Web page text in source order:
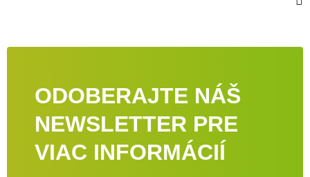
ODOBERAJTE NÁŠ
NEWSLETTER PRE
VIAC INFORMÁCIÍ